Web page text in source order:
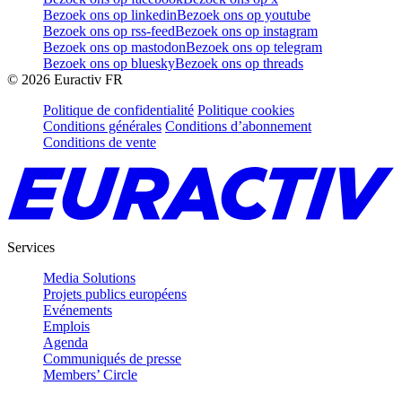
Bezoek ons op linkedinBezoek ons op youtube
Bezoek ons op rss-feedBezoek ons op instagram
Bezoek ons op mastodonBezoek ons op telegram
Bezoek ons op blueskyBezoek ons op threads
© 2026 Euractiv FR
Politique de confidentialité Politique cookies
Conditions générales Conditions d’abonnement
Conditions de vente
Services
Media Solutions
Projets publics européens
Evénements
Emplois
Agenda
Communiqués de presse
Members’ Circle